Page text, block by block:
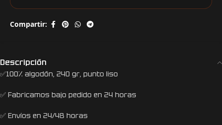
Compartir:
Descripción
✅100% algodón, 240 gr, punto liso
✅ Fabricamos bajo pedido en 24 horas
✅ Envíos en 24/48 horas